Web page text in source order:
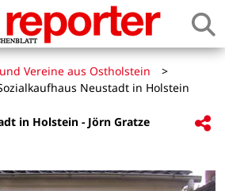
Vereine aus Ostholstein
>
Neustadt in Holstein
in Holstein - Jörn Gratze